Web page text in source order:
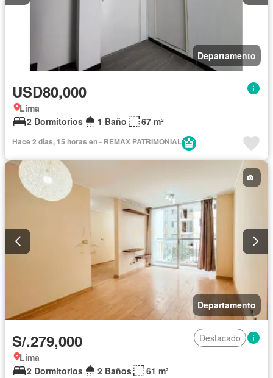
Departamento
USD80,000
Lima
2 Dormitorios
1 Baño 67 m²
Hace 2 días, 15 horas en - REMAX PATRIMONIAL
Departamento
S/.279,000
Destacado
Lima
2 Dormitorios
2 Baños
61 m²